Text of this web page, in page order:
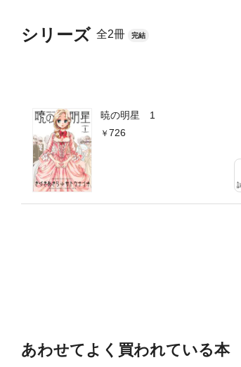
シリーズ 全2冊 完結
暁の明星 1
726
あわせてよく買われている本